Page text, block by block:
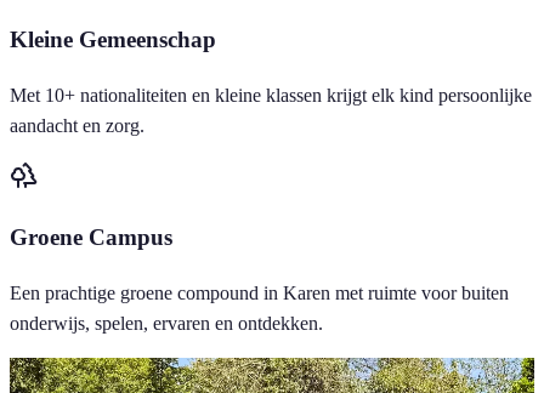
Kleine Gemeenschap
Met 10+ nationaliteiten en kleine klassen krijgt elk kind persoonlijke
aandacht en zorg.
Groene Campus
Een prachtige groene compound in Karen met ruimte voor buiten
onderwijs, spelen, ervaren en ontdekken.